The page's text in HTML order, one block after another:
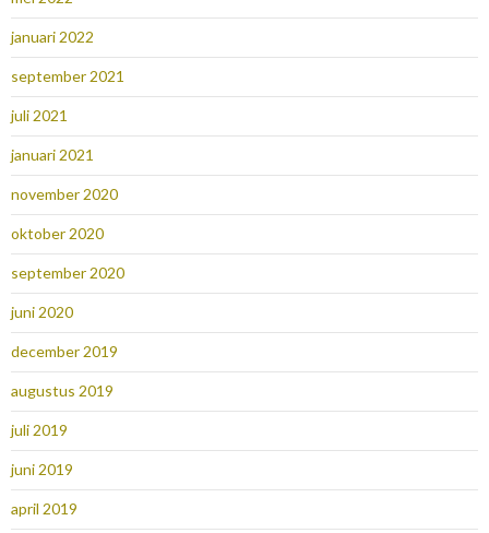
januari 2022
september 2021
juli 2021
januari 2021
november 2020
oktober 2020
september 2020
juni 2020
december 2019
augustus 2019
juli 2019
juni 2019
april 2019